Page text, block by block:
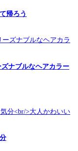
帰ろう
ナブルなヘアカラー